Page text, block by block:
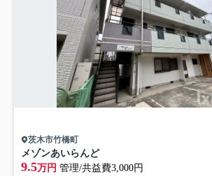
茨木市竹橋町
メゾンあいらんど
9.5万円 管理/共益費3,000円